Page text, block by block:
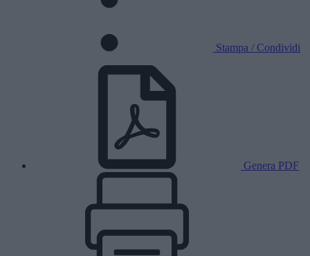
Stampa / Condividi
Genera PDF